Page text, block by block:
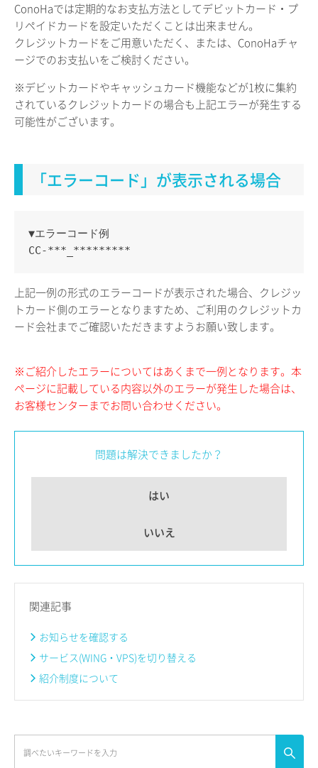
ConoHaでは定期的なお支払方法としてデビットカード・プ
リペイドカードを設定いただくことは出来ません。
クレジットカードをご用意いただく、または、ConoHaチャ
ージでのお支払いをご検討ください。
※デビットカードやキャッシュカード機能などが1枚に集約
されているクレジットカードの場合も上記エラーが発生する
可能性がございます。
「エラーコード」が表示される場合
▼エラーコード例
CC-***_*********
上記一例の形式のエラーコードが表示された場合、クレジッ
トカード側のエラーとなりますため、ご利用のクレジットカ
ード会社までご確認いただきますようお願い致します。
※ご紹介したエラーについてはあくまで一例となります。本
ページに記載している内容以外のエラーが発生した場合は、
お客様センターまでお問い合わせください。
問題は解決できましたか？
はい
いいえ
関連記事
お知らせを確認する
サービス(WING・VPS)を切り替える
紹介制度について